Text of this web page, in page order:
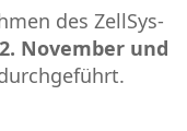
des ZellSys-
2. November und